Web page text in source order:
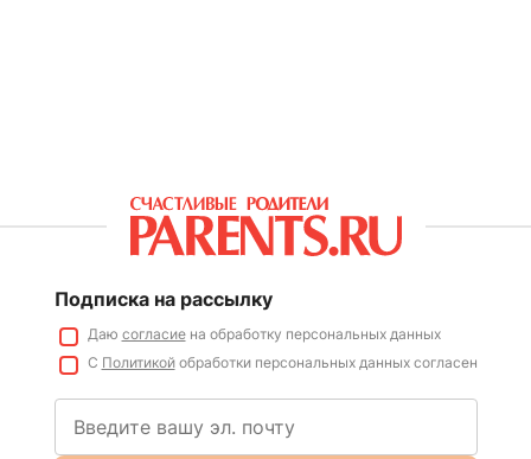
Подписка на рассылку
Даю согласиена обработку персональных данных
С Политикойобработки персональных данных согласен